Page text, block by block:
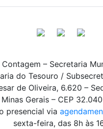
– Secretaria
do Tesouro /
de Oliveira, 6.620 –
Minas Gerais – CEP
presencial via
sexta-feira, das 8h às